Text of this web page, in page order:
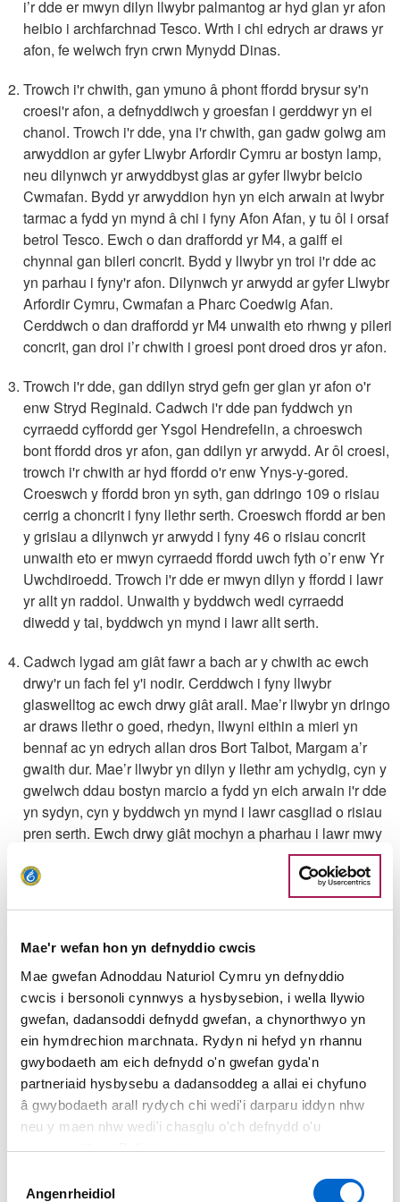
Mae'r wefan hon yn defnyddio cwcis
Mae gwefan Adnoddau Naturiol Cymru yn defnyddio
cwcis i bersonoli cynnwys a hysbysebion, i wella llywio
gwefan, dadansoddi defnydd gwefan, a chynorthwyo yn
ein hymdrechion marchnata. Rydyn ni hefyd yn rhannu
gwybodaeth am eich defnydd o'n gwefan gyda'n
partneriaid hysbysebu a dadansoddeg a allai ei chyfuno
â gwybodaeth arall rydych chi wedi'i darparu iddyn nhw
neu y maen nhw wedi'i chasglu o'ch defnydd o'u
gwasanaethau. Polisi cwcis
Caniatâd
Angenrheidiol
i’r dde er mwyn dilyn llwybr palmantog ar hyd glan yr afon
heibio i archfarchnad Tesco. Wrth i chi edrych ar draws yr
afon, fe welwch fryn crwn Mynydd Dinas.
Trowch i'r chwith, gan ymuno â phont ffordd brysur sy'n
croesi'r afon, a defnyddiwch y groesfan i gerddwyr yn ei
chanol. Trowch i'r dde, yna i'r chwith, gan gadw golwg am
arwyddion ar gyfer Llwybr Arfordir Cymru ar bostyn lamp,
neu dilynwch yr arwyddbyst glas ar gyfer llwybr beicio
Cwmafan. Bydd yr arwyddion hyn yn eich arwain at lwybr
tarmac a fydd yn mynd â chi i fyny Afon Afan, y tu ôl i orsaf
betrol Tesco. Ewch o dan draffordd yr M4, a gaiff ei
chynnal gan bileri concrit. Bydd y llwybr yn troi i'r dde ac
yn parhau i fyny'r afon. Dilynwch yr arwydd ar gyfer Llwybr
Arfordir Cymru, Cwmafan a Pharc Coedwig Afan.
Cerddwch o dan draffordd yr M4 unwaith eto rhwng y pileri
concrit, gan droi i’r chwith i groesi pont droed dros yr afon.
Trowch i'r dde, gan ddilyn stryd gefn ger glan yr afon o'r
enw Stryd Reginald. Cadwch i'r dde pan fyddwch yn
cyrraedd cyffordd ger Ysgol Hendrefelin, a chroeswch
bont ffordd dros yr afon, gan ddilyn yr arwydd. Ar ôl croesi,
trowch i'r chwith ar hyd ffordd o'r enw Ynys-y-gored.
Croeswch y ffordd bron yn syth, gan ddringo 109 o risiau
cerrig a choncrit i fyny llethr serth. Croeswch ffordd ar ben
y grisiau a dilynwch yr arwydd i fyny 46 o risiau concrit
unwaith eto er mwyn cyrraedd ffordd uwch fyth o’r enw Yr
Uwchdiroedd. Trowch i'r dde er mwyn dilyn y ffordd i lawr
yr allt yn raddol. Unwaith y byddwch wedi cyrraedd
diwedd y tai, byddwch yn mynd i lawr allt serth.
Cadwch lygad am giât fawr a bach ar y chwith ac ewch
drwy'r un fach fel y'i nodir. Cerddwch i fyny llwybr
glaswelltog ac ewch drwy giât arall. Mae’r llwybr yn dringo
ar draws llethr o goed, rhedyn, llwyni eithin a mieri yn
bennaf ac yn edrych allan dros Bort Talbot, Margam a’r
gwaith dur. Mae’r llwybr yn dilyn y llethr am ychydig, cyn y
gwelwch ddau bostyn marcio a fydd yn eich arwain i'r dde
yn sydyn, cyn y byddwch yn mynd i lawr casgliad o risiau
pren serth. Ewch drwy giât mochyn a pharhau i lawr mwy
o risiau cyn cyrraedd pen ffordd wrth ymyl tai.
Dilynwch y ffordd am ychydig, yna trowch i'r chwith wrth
gyffordd er mwyn disgyn yn serth ar hyd ffordd o'r enw
trowch i'r chwith, yna trowch i'r chwith eto yn fuan wrth
gylchfan fach, gan ddilyn yr arwydd ar gyfer Llwybr Arfordir
Cymru. Dilynwch y ffordd, o'r enw Tan y Groes Place, i’r
gyffordd nesaf ag arwyddbost, a throwch i’r chwith i
gerdded i fyny Dyffryn Road, gan fynd heibio’r tŷ olaf.
Trowch i'r dde yn sydyn, gan ddilyn yr arwydd i fyny llwybr
concrit serth ar lethr coediog. Byddwch yn cyrraedd tair
giât. Ewch drwy'r giât ganol fel y nodir. Dilynwch y llwybr
glaswelltog, hamddenol, gyda choed ar y naill ochr, a fydd
ar y ddwy ochr i giât mochyn arall. Dringwch ar draws y